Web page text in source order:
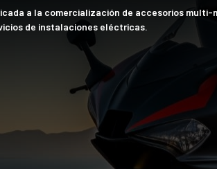
a la comercialización de accesorios multi-
de instalaciones eléctricas.